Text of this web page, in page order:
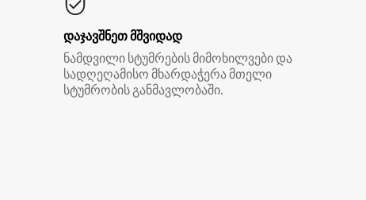
დაჯავშნეთ მშვიდად
ნამდვილი სტუმრების მიმოხილვები და
სადღეღამისო მხარდაჭერა მთელი
სტუმრობის განმავლობაში.